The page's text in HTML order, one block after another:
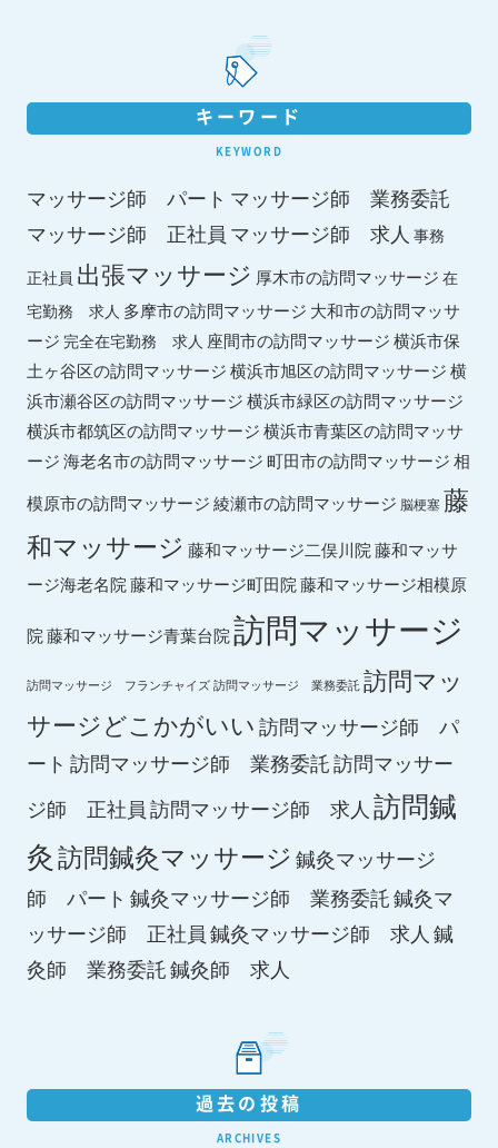
キーワード
KEYWORD
マッサージ師 パート マッサージ師 業務委託
マッサージ師 正社員 マッサージ師 求人 事務
正社員 出張マッサージ 厚木市の訪問マッサージ 在
宅勤務 求人 多摩市の訪問マッサージ 大和市の訪問マッサ
ージ 完全在宅勤務 求人 座間市の訪問マッサージ横浜市保
土ヶ谷区の訪問マッサージ横浜市旭区の訪問マッサージ横
浜市瀬谷区の訪問マッサージ横浜市緑区の訪問マッサージ
横浜市都筑区の訪問マッサージ横浜市青葉区の訪問マッサ
ージ海老名市の訪問マッサージ町田市の訪問マッサージ相
模原市の訪問マッサージ綾瀬市の訪問マッサージ 脳梗塞藤
和マッサージ 藤和マッサージ二俣川院藤和マッサ
ージ海老名院藤和マッサージ町田院藤和マッサージ相模原
院藤和マッサージ青葉台院訪問マッサージ
訪問マッサージ フランチャイズ 訪問マッサージ 業務委託 訪問マッ
サージどこかがいい 訪問マッサージ師 パ
ート 訪問マッサージ師 業務委託訪問マッサー
ジ師 正社員 訪問マッサージ師 求人 訪問鍼
灸訪問鍼灸マッサージ 鍼灸マッサージ
師 パート 鍼灸マッサージ師 業務委託鍼灸マ
ッサージ師 正社員 鍼灸マッサージ師 求人 鍼
灸師 業務委託鍼灸師 求人
過去の投稿
ARCHIVES